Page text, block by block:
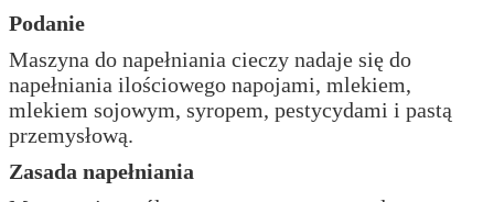
Podanie
Maszyna do napełniania cieczy nadaje się do
napełniania ilościowego napojami, mlekiem,
mlekiem sojowym, syropem, pestycydami i pastą
przemysłową.
Zasada napełniania